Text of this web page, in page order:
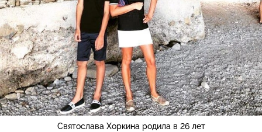
Святослава Хоркина родила в 26 лет